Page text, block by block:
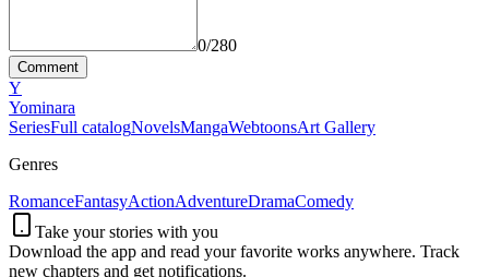
0/280
Comment
Y
Yominara
SeriesFull catalogNovelsMangaWebtoonsArt Gallery
Genres
RomanceFantasyActionAdventureDramaComedy
Take your stories with you
Download the app and read your favorite works anywhere. Track
new chapters and get notifications.